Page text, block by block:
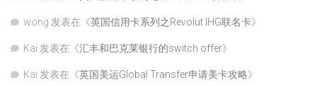
wong 发表在《英国信用卡系列之Revolut IHG联名卡》
Kai 发表在《汇丰和巴克莱银行的switch offer》
Kai 发表在《英国美运Global Transfer申请美卡攻略》